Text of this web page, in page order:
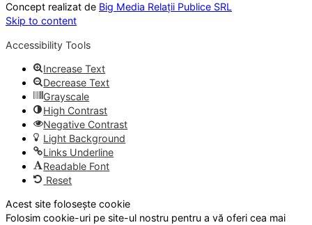
Concept realizat de Big Media Relații Publice SRL
Skip to content
Accessibility Tools
Increase Text
Decrease Text
Grayscale
High Contrast
Negative Contrast
Light Background
Links Underline
Readable Font
Reset
Acest site folosește cookie
Folosim cookie-uri pe site-ul nostru pentru a vă oferi cea mai